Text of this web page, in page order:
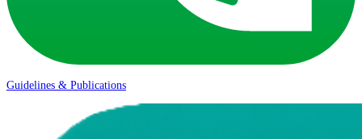
Guidelines & Publications